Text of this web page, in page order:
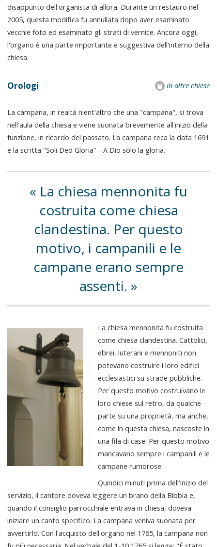
disappunto dell'organista di allora. Durante un restauro nel
2005, questa modifica fu annullata dopo aver esaminato
vecchie foto ed esaminato gli strati di vernice. Ancora oggi,
l'organo è una parte importante e suggestiva dell'interno della
chiesa.
in altre chiese
Orologi
La campana, in realtà nient'altro che una "campana", si trova
nell'aula della chiesa e viene suonata brevemente all'inizio della
funzione, in ricordo del passato. La campana reca la data 1691
e la scritta "Soli Deo Gloria" - A Dio solo la gloria.
La chiesa mennonita fu
costruita come chiesa
clandestina. Per questo
motivo, i campanili e le
campane erano sempre
assenti.
La chiesa mennonita fu costruita
come chiesa clandestina. Cattolici,
ebrei, luterani e mennoniti non
potevano costruire i loro edifici
ecclesiastici su strade pubbliche.
Per questo motivo costruivano le
loro chiese sul retro, da qualche
parte su una proprietà, ma anche,
come in questa chiesa, nascoste in
una fila di case. Per questo motivo
mancavano sempre i campanili e le
campane rumorose.
Quindici minuti prima dell'inizio del
servizio, il cantore doveva leggere un brano della Bibbia e,
quando il consiglio parrocchiale entrava in chiesa, doveva
iniziare un canto specifico. La campana veniva suonata per
avvertirlo. Con l'acquisto dell'organo nel 1765, la campana non